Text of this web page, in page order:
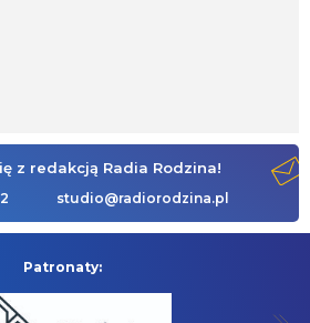
z redakcją Radia Rodzina!
studio@radiorodzina.pl
Patronaty: